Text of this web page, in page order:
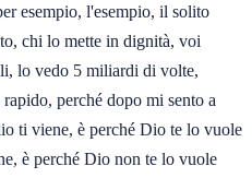
esempio, l'esempio, il solito
chi lo mette in dignità, voi
lo vedo 5 miliardi di volte,
perché dopo mi sento a
ti viene, è perché Dio te lo vuole
è perché Dio non te lo vuole